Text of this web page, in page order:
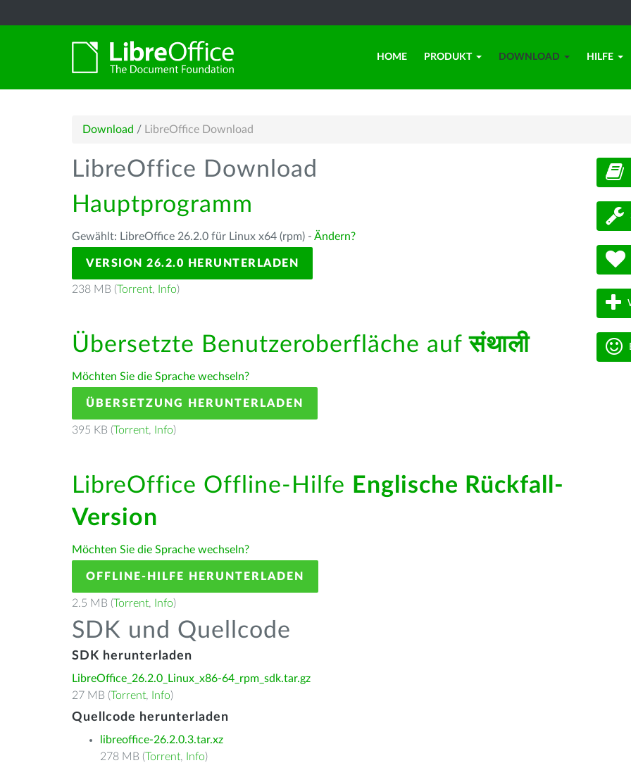
HOME PRODUKT DOWNLOAD HILFE
Download / LibreOffice Download
LibreOffice Download
Hauptprogramm
Gewählt: LibreOffice 26.2.0 für Linux x64 (rpm) - Ändern?
VERSION 26.2.0 HERUNTERLADEN
238 MB (Torrent, Info)
Übersetzte Benutzeroberfläche aufसंथाली
Möchten Sie die Sprache wechseln?
ÜBERSETZUNG HERUNTERLADEN
395 KB (Torrent, Info)
LibreOffice Offline-Hilfe Englische Rückfall-
Version
Möchten Sie die Sprache wechseln?
OFFLINE-HILFE HERUNTERLADEN
2.5 MB (Torrent, Info)
SDK und Quellcode
SDK herunterladen
LibreOffice_26.2.0_Linux_x86-64_rpm_sdk.tar.gz
27 MB (Torrent, Info)
Quellcode herunterladen
libreoffice-26.2.0.3.tar.xz
278 MB (Torrent, Info)